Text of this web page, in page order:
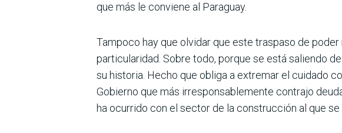
que más le conviene al Paraguay.
Tampoco hay que olvidar que este tras­paso de
particularidad. Sobre todo, porque se está saliendo
su historia. Hecho que obliga a extremar el cuidado
Gobierno que más irresponsablemente contrajo
ha ocurrido con el sector de la construc­ción al que